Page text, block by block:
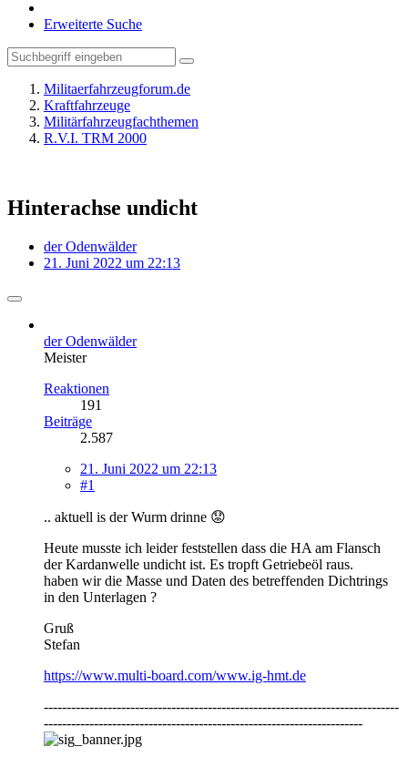
Erweiterte Suche
Militaerfahrzeugforum.de
Kraftfahrzeuge
Militärfahrzeugfachthemen
R.V.I. TRM 2000
Hinterachse undicht
der Odenwälder
21. Juni 2022 um 22:13
der Odenwälder
Meister
Reaktionen
191
Beiträge
2.587
21. Juni 2022 um 22:13
#1
.. aktuell is der Wurm drinne 😟
Heute musste ich leider feststellen dass die HA am Flansch
der Kardanwelle undicht ist. Es tropft Getriebeöl raus.
haben wir die Masse und Daten des betreffenden Dichtrings
in den Unterlagen ?
Gruß
Stefan
https://www.multi-board.com/www.ig-hmt.de
------------------------------------------------------------------------------
----------------------------------------------------------------------